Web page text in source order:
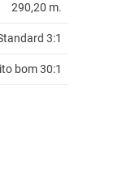
290,20 m.
Standard 3:1
Muito bom 30:1